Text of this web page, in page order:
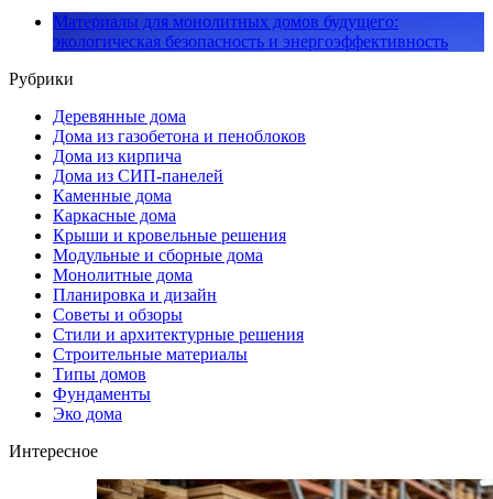
Материалы для монолитных домов будущего:
экологическая безопасность и энергоэффективность
Рубрики
Деревянные дома
Дома из газобетона и пеноблоков
Дома из кирпича
Дома из СИП-панелей
Каменные дома
Каркасные дома
Крыши и кровельные решения
Модульные и сборные дома
Монолитные дома
Планировка и дизайн
Советы и обзоры
Стили и архитектурные решения
Строительные материалы
Типы домов
Фундаменты
Эко дома
Интересное